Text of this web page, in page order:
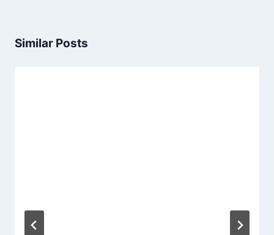
Similar Posts